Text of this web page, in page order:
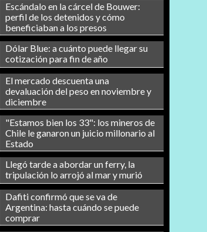
Escándalo en la cárcel de Bouwer:
perfil de los detenidos y cómo
beneficiaban a los presos
Dólar Blue: a cuánto puede llegar su
cotización para fin de año
El mercado descuenta una
devaluación del peso en noviembre y
diciembre
"Estamos bien los 33": los mineros de
Chile le ganaron un juicio millonario al
Estado
Llegó tarde a abordar un ferry, la
tripulación lo arrojó al mar y murió
Dafiti confirmó que se va de
Argentina: hasta cuándo se puede
comprar